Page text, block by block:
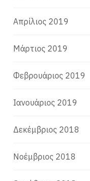
Απρίλιος 2019
Μάρτιος 2019
Φεβρουάριος 2019
Ιανουάριος 2019
Δεκέμβριος 2018
Νοέμβριος 2018